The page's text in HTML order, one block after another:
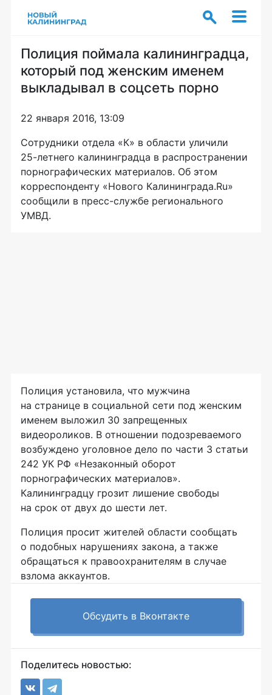
Полиция поймала калининградца,
который под женским именем
выкладывал в соцсеть порно
22 января 2016, 13:09
Сотрудники отдела «К» в области уличили
25-летнего калининградца в распространении
порнографических материалов. Об этом
корреспонденту «Нового Калининграда.Ru»
сообщили в пресс-службе регионального
УМВД.
Полиция установила, что мужчина
на странице в социальной сети под женским
именем выложил 30 запрещенных
видеороликов. В отношении подозреваемого
возбуждено уголовное дело по части 3 статьи
242 УК РФ «Незаконный оборот
порнографических материалов».
Калининградцу грозит лишение свободы
на срок от двух до шести лет.
Полиция просит жителей области сообщать
о подобных нарушениях закона, а также
обращаться к правоохранителям в случае
взлома аккаунтов.
Обсудить в Вконтакте
Поделитесь новостью: